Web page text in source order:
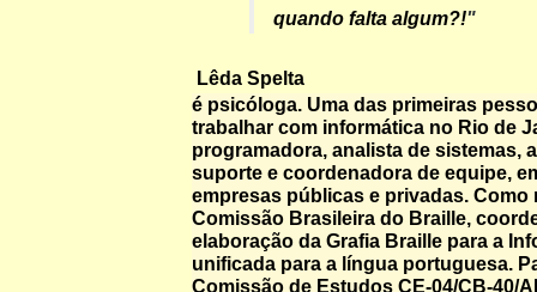
quando falta algum?!"
Lêda Spelta
é psicóloga. Uma das primeiras
trabalhar com informática no Rio de
programadora, analista de sistemas,
suporte e coordenadora de equipe,
empresas públicas e privadas. Como
Comissão Brasileira do Braille,
elaboração da Grafia Braille para a
unificada para a língua portuguesa.
Comissão de Estudos CE-04/CB-40/